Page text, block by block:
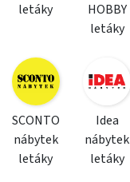
letáky
HOBBY
letáky
SCONTO
nábytek
letáky
Idea
nábytek
letáky